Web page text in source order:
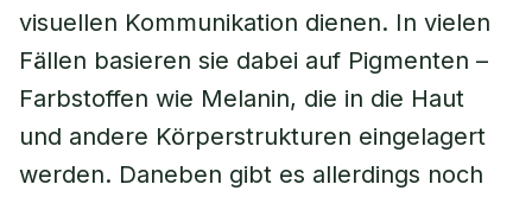
visuellen Kommunikation dienen. In vielen
Fällen basieren sie dabei auf Pigmenten –
Farbstoffen wie Melanin, die in die Haut
und andere Körperstrukturen eingelagert
werden. Daneben gibt es allerdings noch